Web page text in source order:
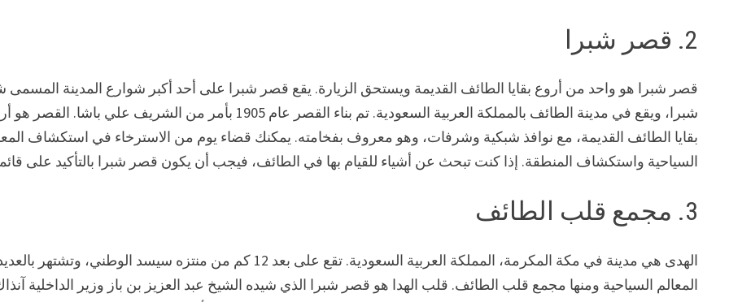
2. قصر شبرا
قصر شبرا هو واحد من أروع بقايا الطائف القديمة ويستحق الزيارة. يقع قصر شبرا على أحد أكبر شوارع المدينة المسمى
شبرا، ويقع في مدينة الطائف بالمملكة العربية السعودية. تم بناء القصر عام 1905 بأمر من الشريف علي باشا.
بقايا الطائف القديمة، مع نوافذ شبكية وشرفات، وهو معروف بفخامته. يمكنك قضاء يوم من الاسترخاء في استكشاف
السياحية واستكشاف المنطقة. إذا كنت تبحث عن أشياء للقيام بها في الطائف، فيجب أن يكون قصر شبرا بالتأكيد على
3. مجمع قلب الطائف
الهدى هي مدينة في مكة المكرمة، المملكة العربية السعودية. تقع على بعد 12 كم من منتزه سيسد الوطني،
المعالم السياحية ومنها مجمع قلب الطائف. قلب الهدا هو قصر شبرا الذي شيده الشيخ عبد العزيز بن باز وزير الداخلية